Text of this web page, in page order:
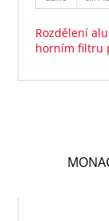
Rozdělení
horním filtru